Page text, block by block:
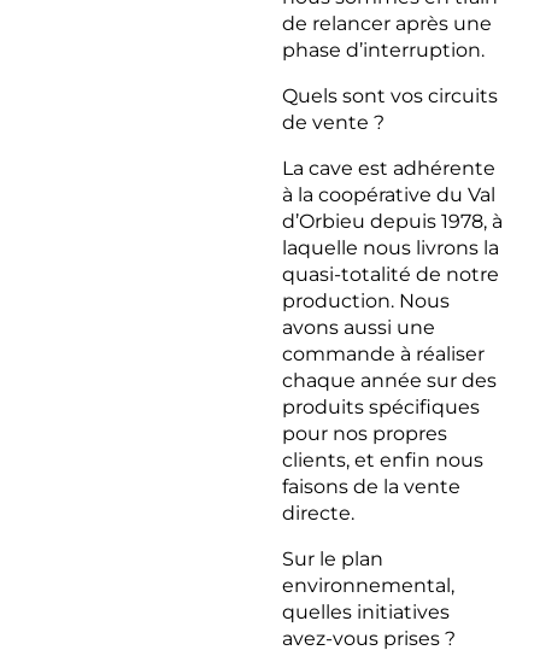
de relancer après une
phase d’interruption.
Quels sont vos circuits
de vente ?
La cave est adhérente
à la coopérative du Val
d’Orbieu depuis 1978, à
laquelle nous livrons la
quasi-totalité de notre
production. Nous
avons aussi une
commande à réaliser
chaque année sur des
produits spécifiques
pour nos propres
clients, et enfin nous
faisons de la vente
directe.
Sur le plan
environnemental,
quelles initiatives
avez-vous prises ?